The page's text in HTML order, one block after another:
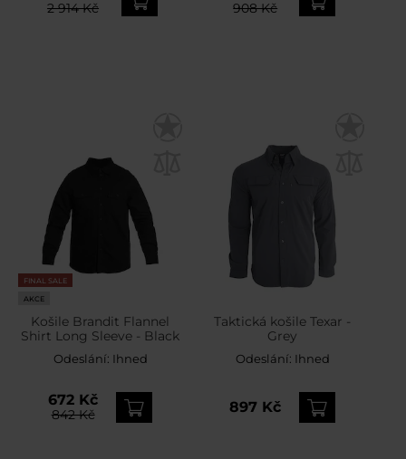
2 914 Kč 908 Kč
FINAL SALE
AKCE
Košile Brandit Flannel
Shirt Long Sleeve - Black
Odeslání: Ihned
672 Kč
842 Kč
Taktická košile Texar -
Grey
Odeslání: Ihned
897 Kč